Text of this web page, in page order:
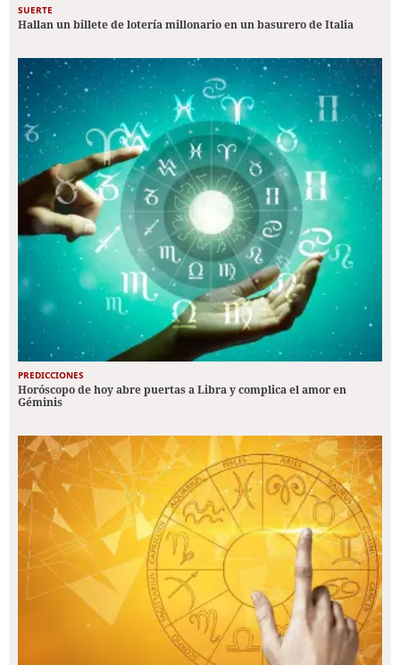
SUERTE
Hallan un billete de lotería millonario en un basurero de Italia
PREDICCIONES
Horóscopo de hoy abre puertas a Libra y complica el amor en
Géminis